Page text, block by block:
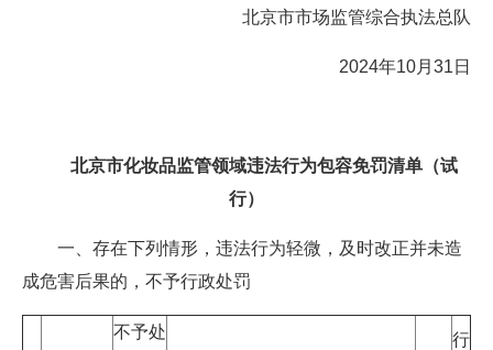
北京市市场监管综合执法总队
2024年10月31日
北京市化妆品监管领域违法行为包容免罚清单（试
行）
一、存在下列情形，违法行为轻微，及时改正并未造
成危害后果的，不予行政处罚
不予处
行